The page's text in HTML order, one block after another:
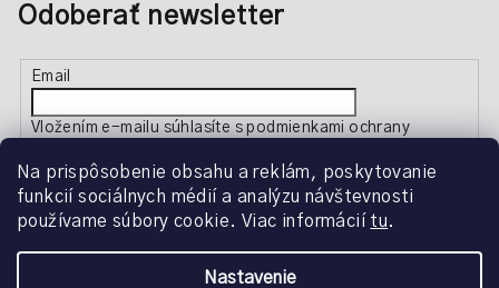
Na prispôsobenie obsahu a reklám, poskytovanie
funkcií sociálnych médií a analýzu návštevnosti
používame súbory cookie. Viac informácií tu.
Nastavenie
Odoberať newsletter
Email
Vložením e-mailu súhlasíte spodmienkami ochrany
Prihlásiť sa